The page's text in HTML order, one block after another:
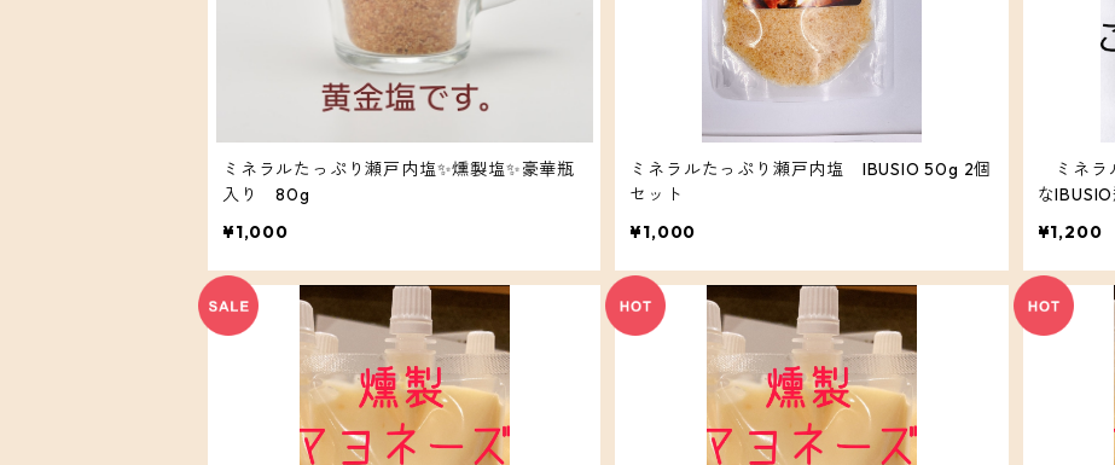
ミネラルたっぷり瀬戸内塩✨燻製塩✨豪華瓶
入り 80g
¥1,000
ミネラルたっぷり瀬戸内塩 IBUSIO 50g 2個
セット
¥1,000
ミネラ
な
¥1,200